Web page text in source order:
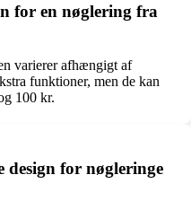
for en nøglering fra
varierer afhængigt af
funktioner, men de kan
100 kr.
design for nøgleringe